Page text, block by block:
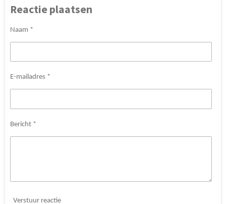
e
n
l
r
e
e
n
Reactie plaatsen
Naam *
E-mailadres *
Bericht *
Verstuur reactie